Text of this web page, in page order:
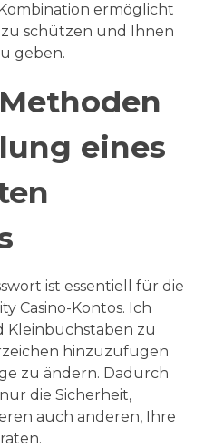
ermöglicht
schützen und Ihnen
geben.
eines
ist essentiell für die
Casino-Kontos. Ich
Kleinbuchstaben zu
hinzuzufügen
zu ändern. Dadurch
die Sicherheit,
auch anderen, Ihre